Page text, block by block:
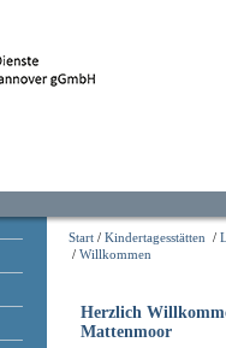
Start / Kindertagesstätten /
/ Willkommen
Herzlich
Mattenmoor